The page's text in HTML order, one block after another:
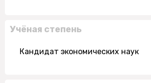
Учёная степень
Кандидат экономических наук